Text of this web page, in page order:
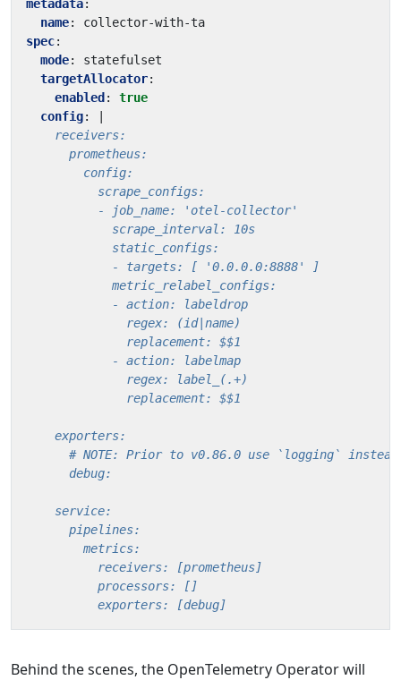
metadata:
name:
collector-with-ta
spec:
mode:
statefulset
targetAllocator:
enabled :
true
config:
          exporters: [debug]
Behind the scenes, the OpenTelemetry Operator will